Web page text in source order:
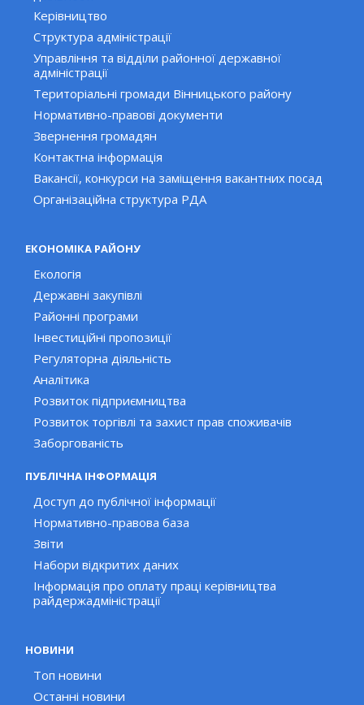
Керівництво
Структура адміністрації
Управління та відділи районної державної
адміністрації
Територіальні громади Вінницького району
Нормативно-правові документи
Звернення громадян
Контактна інформація
Вакансії, конкурси на заміщення вакантних посад
Організаційна структура РДА
ЕКОНОМІКА РАЙОНУ
Екологія
Державні закупівлі
Районні програми
Інвестиційні пропозиції
Регуляторна діяльність
Аналітика
Розвиток підприємництва
Розвиток торгівлі та захист прав споживачів
Заборгованість
ПУБЛІЧНА ІНФОРМАЦІЯ
Доступ до публічної інформації
Нормативно-правова база
Звіти
Набори відкритих даних
Інформація про оплату праці керівництва
райдержадміністрації
НОВИНИ
Топ новини
Останні новини